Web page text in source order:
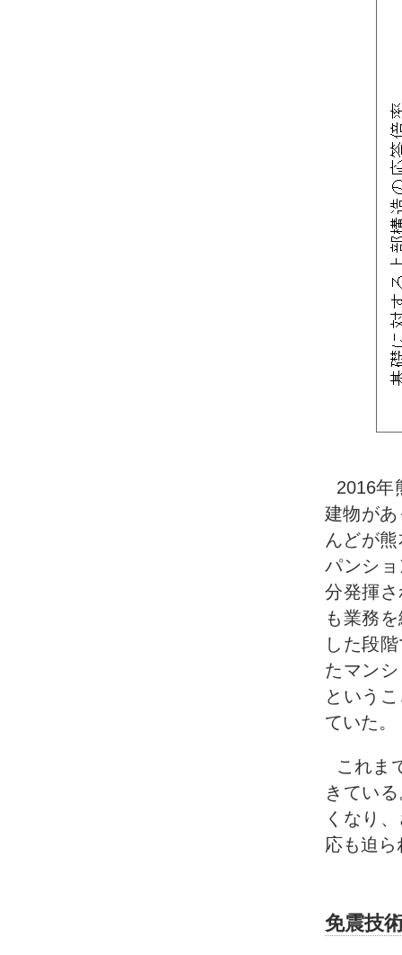
2016年
建物が
んどが
パンシ
分発揮
も業務
した段
たマン
という
ていた。
これま
きてい
くなり
応も迫ら
免震技